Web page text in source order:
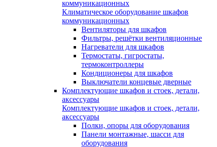
коммуникационных
Климатическое оборудование шкафов
коммуникационных
Вентиляторы для шкафов
Фильтры, решётки вентиляционные
Нагреватели для шкафов
Термостаты, гигростаты,
термоконтроллеры
Кондиционеры для шкафов
Выключатели концевые дверные
Комплектующие шкафов и стоек, детали,
аксессуары
Комплектующие шкафов и стоек, детали,
аксессуары
Полки, опоры для оборудования
Панели монтажные, шасси для
оборудования